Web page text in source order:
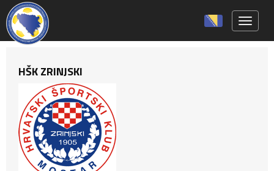
HŠK ZRINJSKI